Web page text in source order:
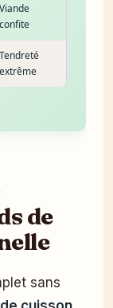
Viande
confite
Tendreté
extrême
de
sans